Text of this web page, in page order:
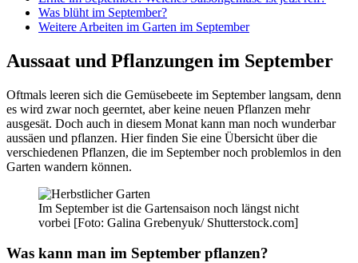
Was blüht im September?
Weitere Arbeiten im Garten im September
Aussaat und Pflanzungen im September
Oftmals leeren sich die Gemüsebeete im September langsam, denn
es wird zwar noch geerntet, aber keine neuen Pflanzen mehr
ausgesät. Doch auch in diesem Monat kann man noch wunderbar
aussäen und pflanzen. Hier finden Sie eine Übersicht über die
verschiedenen Pflanzen, die im September noch problemlos in den
Garten wandern können.
Im September ist die Gartensaison noch längst nicht
vorbei [Foto: Galina Grebenyuk/ Shutterstock.com]
Was kann man im September pflanzen?